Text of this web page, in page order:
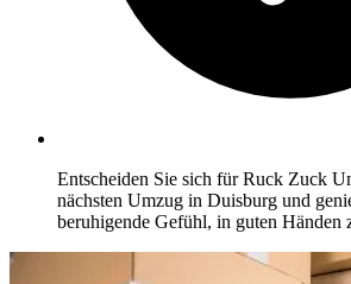
Entscheiden Sie sich für Ruck Zuck
nächsten Umzug in Duisburg und
beruhigende Gefühl, in guten Händen